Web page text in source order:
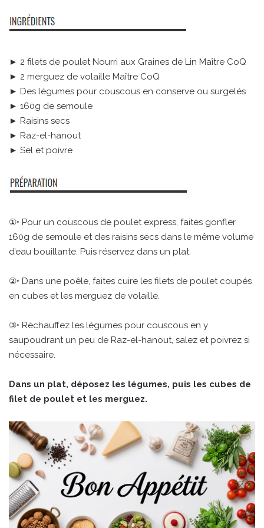
► 2 filets de poulet Nourri aux Graines de Lin Maître CoQ
► 2 merguez de volaille Maître CoQ
► Des légumes pour couscous en conserve ou surgelés
► 160g de semoule
► Raisins secs
► Raz-el-hanout
► Sel et poivre
①• Pour un couscous de poulet express, faites gonfler
160g de semoule et des raisins secs dans le même volume
d’eau bouillante. Puis réservez dans un plat.
②• Dans une poêle, faites cuire les filets de poulet coupés
en cubes et les merguez de volaille.
③• Réchauffez les légumes pour couscous en y
saupoudrant un peu de Raz-el-hanout, salez et poivrez si
nécessaire.
Dans un plat, déposez les légumes, puis les cubes de
filet de poulet et les merguez.